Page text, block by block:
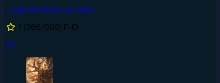
Luyện Khí Mười Vạn Năm
1 (366/380) FHD
#7